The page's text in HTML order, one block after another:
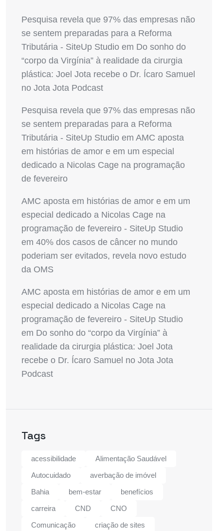
Pesquisa revela que 97% das empresas não
se sentem preparadas para a Reforma
Tributária - SiteUp Studio em Do sonho do
“corpo da Virgínia” à realidade da cirurgia
plástica: Joel Jota recebe o Dr. Ícaro Samuel
no Jota Jota Podcast
Pesquisa revela que 97% das empresas não
se sentem preparadas para a Reforma
Tributária - SiteUp Studio em AMC aposta
em histórias de amor e em um especial
dedicado a Nicolas Cage na programação
de fevereiro
AMC aposta em histórias de amor e em um
especial dedicado a Nicolas Cage na
programação de fevereiro - SiteUp Studio
em 40% dos casos de câncer no mundo
poderiam ser evitados, revela novo estudo
da OMS
AMC aposta em histórias de amor e em um
especial dedicado a Nicolas Cage na
programação de fevereiro - SiteUp Studio
em Do sonho do “corpo da Virgínia” à
realidade da cirurgia plástica: Joel Jota
recebe o Dr. Ícaro Samuel no Jota Jota
Podcast
Tags
acessibilidade
Alimentação Saudável
Autocuidado
averbação de imóvel
Bahia
bem-estar
benefícios
carreira
CND
CNO
Comunicação
criação de sites